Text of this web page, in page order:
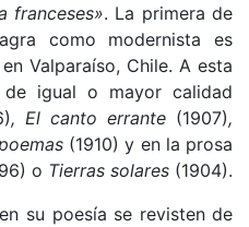
franceses». La primera de
como modernista es
Valparaíso, Chile. A esta
igual o mayor calidad
, El canto errante (1907),
(1910) y en la prosa
o Tierrassolares (1904).
su poesía se revisten de